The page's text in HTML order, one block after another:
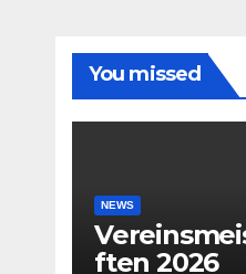
You missed
NEWS
ften 2026